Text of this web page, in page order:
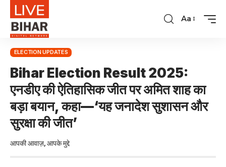
Aa
ELECTION UPDATES
Bihar Election Result 2025:
एनडीए की ऐतिहासिक जीत पर अमित शाह का
बड़ा बयान, कहा—‘यह जनादेश सुशासन और
सुरक्षा की जीत’
आपकी आवाज़, आपके मुद्दे